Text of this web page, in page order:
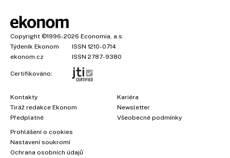
Copyright ©1996-2026 Economia, a.s.
Týdeník Ekonom
ISSN 1210-0714
ekonom.cz
ISSN 2787-9380
Certifikováno:
Kontakty
Tiráž redakce Ekonom
Předplatné
Kariéra
Newsletter
Všeobecné podmínky
Prohlášení o cookies
Nastavení soukromí
Ochrana osobních údajů